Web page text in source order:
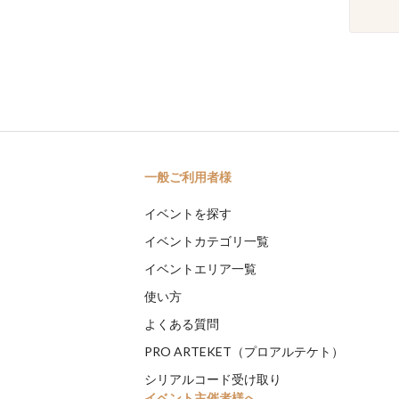
一般ご利用者様
イベントを探す
イベントカテゴリ一覧
イベントエリア一覧
使い方
よくある質問
PRO ARTEKET（プロアルテケト）
シリアルコード受け取り